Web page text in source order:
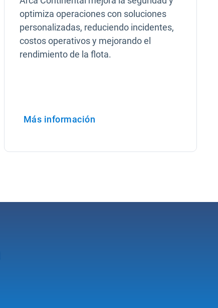
optimiza operaciones con soluciones
personalizadas, reduciendo incidentes,
costos operativos y mejorando el
rendimiento de la flota.
Más información
Abrir en una nueva ventana